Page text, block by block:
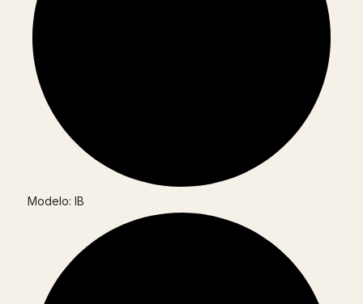
Modelo: IB